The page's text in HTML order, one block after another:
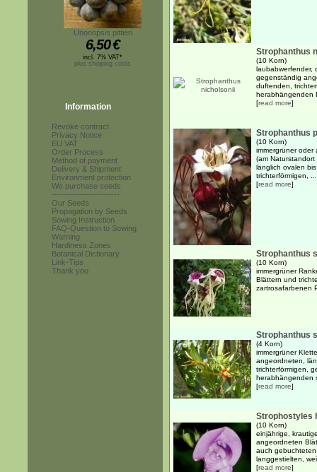
Unonopsis pittieri
6,50€
incl. 7% VAT*
plus shipping costs
Information
Revoke contract
Privacy Notice
EU VAT
Order Process
Method of payment
Delivery & Shipment
Environment protection
We purchase seeds
------------------------
Our Seeds
Propagation by Seeds
Sowing Instruction
FAQ-Question to Sowing
Warning
Hardiness Zones
Botanical Dictionary
Link-Tips
Thank you
Strophanthus
(10 Korn)
laubabwerfender,
gegenständig
duftenden,
herabhängenden
[read more]
Strophanthus
(10 Korn)
immergrüner oder
(am
länglich ovalen
trichterförmigen, ...
[read more]
Strophanthus
(10 Korn)
immergrüner
Blättern und
zartrosafarbenen
Strophanthus
(4 Korn)
immergrüner
angeordneten,
trichterförmigen,
herabhängenden
[read more]
Strophostyles
(10 Korn)
einjährige,
angeordneten
auch
langgestielten,
[read more]